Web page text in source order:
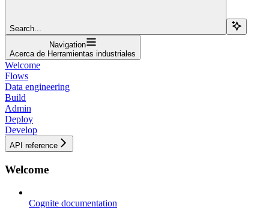
Search...
Navigation
Acerca de Herramientas industriales
Welcome
Flows
Data engineering
Build
Admin
Deploy
Develop
API reference
Welcome
Cognite documentation